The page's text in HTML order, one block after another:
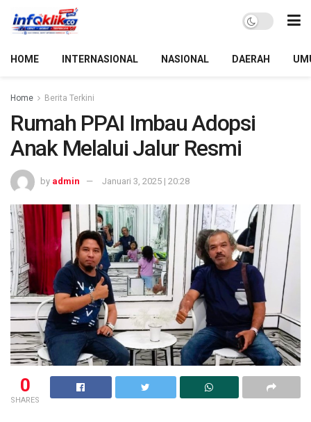
HOME INTERNASIONAL NASIONAL DAERAH
Home Berita Terkini
Rumah PPAI Imbau Adopsi
Anak Melalui Jalur Resmi
by admin Januari 3, 2025 | 20:28
0
SHARES